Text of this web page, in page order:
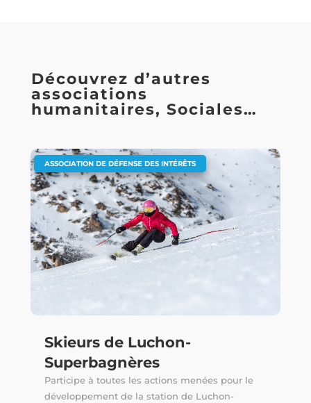
Découvrez d’autres
associations
humanitaires, Sociales…
Skieurs de Luchon-
Superbagnères
ASSOCIATION DE DÉFENSE DES INTÉRÊTS
Participe à toutes les actions menées pour le
développement de la station de Luchon-